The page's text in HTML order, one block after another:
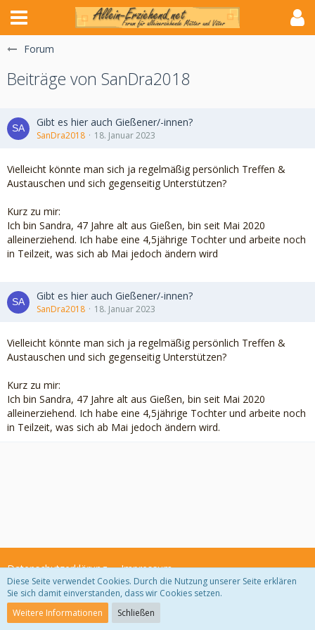
Forum
Beiträge von SanDra2018
Gibt es hier auch Gießener/-innen?
SanDra2018 18. Januar 2023
Vielleicht könnte man sich ja regelmäßig persönlich Treffen &
Austauschen und sich gegenseitig Unterstützen?
Kurz zu mir:
Ich bin Sandra, 47 Jahre alt aus Gießen, bin seit Mai 2020
alleinerziehend. Ich habe eine 4,5jährige Tochter und arbeite noch
in Teilzeit, was sich ab Mai jedoch ändern wird
Gibt es hier auch Gießener/-innen?
SanDra2018 18. Januar 2023
Vielleicht könnte man sich ja regelmäßig persönlich Treffen &
Austauschen und sich gegenseitig Unterstützen?
Kurz zu mir:
Ich bin Sandra, 47 Jahre alt aus Gießen, bin seit Mai 2020
alleinerziehend. Ich habe eine 4,5jährige Tochter und arbeite noch
in Teilzeit, was sich ab Mai jedoch ändern wird.
Datenschutzerklärung Impressum
Community-Software:
Diese Seite verwendet Cookies. Durch die Nutzung unserer Seite erklären
Sie sich damit einverstanden, dass wir Cookies setzen.
Weitere Informationen
Schließen